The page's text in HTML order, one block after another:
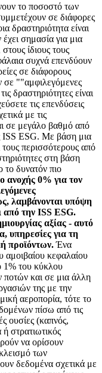
το ποσοστό των
σε διάφορες
δραστηριότητα είναι
σημασία για μια
ίδιους τους
συχνά επενδύουν
σε διάφορους
σε ""αμφιλεγόμενες
δραστηριότητες είναι
τις επενδύσεις
με τις
σε μεγάλο βαθμό από
ISS ESG. Με βάση μια
περισσότερους από
στη βάση
δυνατόν πιο
ανοχής 0% για τον
λαμβάνονται υπόψη
από την ISS ESG.
αξίας - αυτό
υπηρεσίες για τη
προϊόντων.Ένα
αμοιβαίου κεφαλαίου
1% του κύκλου
ποτών και σε μια άλλη
της με την
αεροπορία, τότε το
πίσω από τις
ουσίες (καπνός,
στρατιωτικός
να ορίσουν
των
δεδομένα σχετικά με